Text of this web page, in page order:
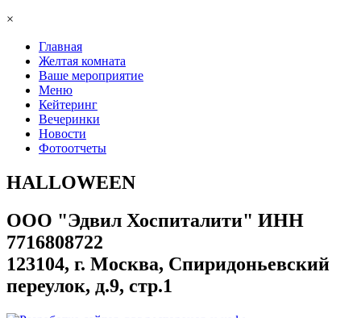
×
Главная
Желтая комната
Ваше мероприятие
Меню
Кейтеринг
Вечеринки
Новости
Фотоотчеты
HALLOWEEN
ООО "Эдвил Хоспиталити" ИНН
7716808722
123104, г. Москва, Спиридоньевский
переулок, д.9, стр.1